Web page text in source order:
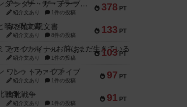
378 PT
アンダー・ザ・テーブラー
紹介文あり 1件の投稿
133 PT
宵と暁の呪文書
紹介文あり 8件の投稿
103 PT
セミファイナル ～お前はまだ生きている～
紹介文あり 1件の投稿
97 PT
ワン・トゥ・ファイブ
紹介文あり 1件の投稿
91 PT
南北戦争
紹介文あり 1件の投稿